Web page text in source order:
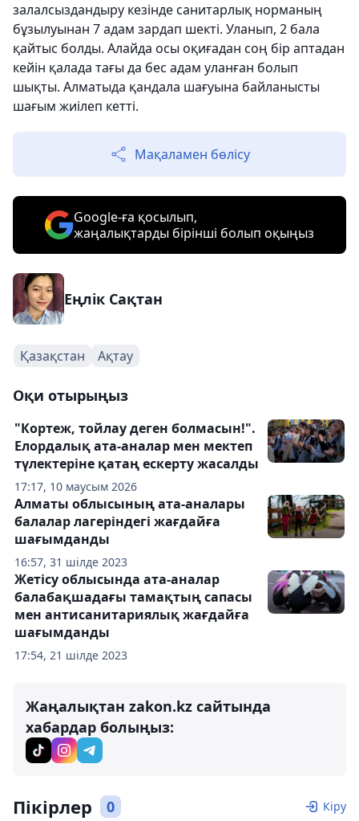
залалсыздандыру кезінде санитарлық норманың
бұзылуынан 7 адам зардап шекті. Уланып, 2 бала
қайтыс болды. Алайда осы оқиғадан соң бір аптадан
кейін қалада тағы да бес адам уланған болып
шықты. Алматыда қандала шағуына байланысты
шағым жиілеп кетті.
Мақаламен бөлісу
Google-ға қосылып,
жаңалықтарды бірінші болып оқыңыз
Еңлік Сақтан
Қазақстан Ақтау
Оқи отырыңыз
17:17, 10 маусым 2026
"Кортеж, тойлау деген болмасын!".
Елордалық ата-аналар мен мектеп
түлектеріне қатаң ескерту жасалды
16:57, 31 шілде 2023
Алматы облысының ата-аналары
балалар лагеріндегі жағдайға
шағымданды
17:54, 21 шілде 2023
Жетісу облысында ата-аналар
балабақшадағы тамақтың сапасы
мен антисанитариялық жағдайға
шағымданды
Жаңалықтан zakon.kz сайтында
хабардар болыңыз:
Пікірлер 0 Кіру